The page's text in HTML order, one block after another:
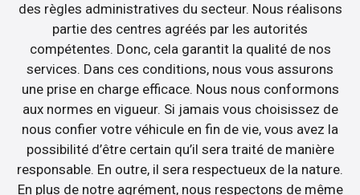
des règles administratives du secteur. Nous réalisons
partie des centres agréés par les autorités
compétentes. Donc, cela garantit la qualité de nos
services. Dans ces conditions, nous vous assurons
une prise en charge efficace. Nous nous conformons
aux normes en vigueur. Si jamais vous choisissez de
nous confier votre véhicule en fin de vie, vous avez la
possibilité d’être certain qu’il sera traité de manière
responsable. En outre, il sera respectueux de la nature.
En plus de notre agrément, nous respectons de même